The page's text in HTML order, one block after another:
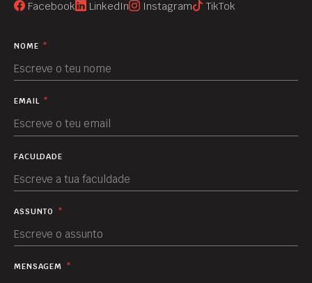
Facebook LinkedIn Instagram TikTok
NOME *
EMAIL *
FACULDADE
ASSUNTO *
MENSAGEM *